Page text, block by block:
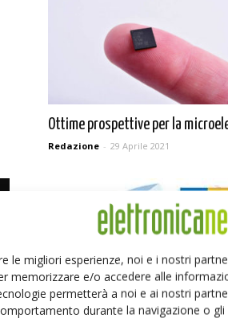
le migliori esperienze, noi e i nostri
memorizzare e/o accedere alle
permetterà a noi e ai nostri
durante la navigazione o
Ottime prospettive per la
Redazione - 29 Aprile 2021